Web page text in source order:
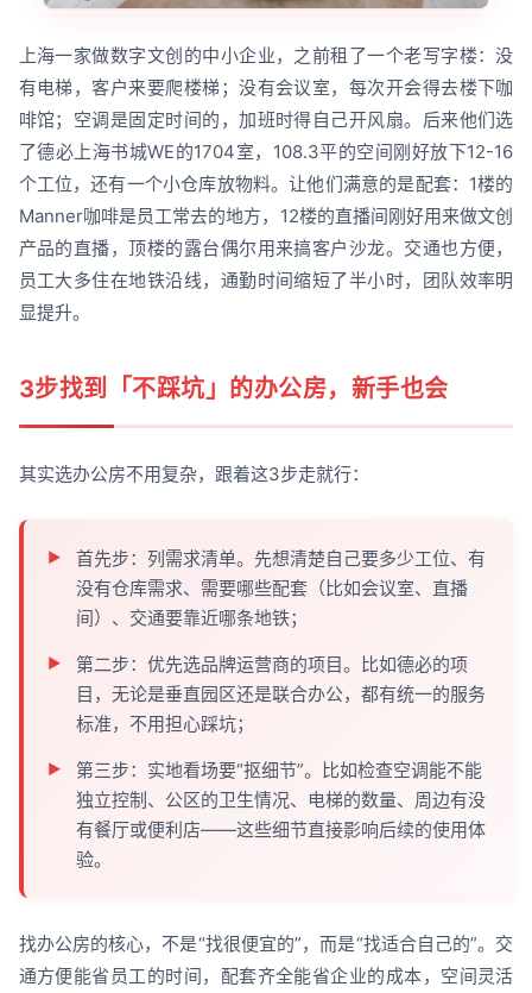
上海一家做数字文创的中小企业，之前租了一个老写字楼：没
有电梯，客户来要爬楼梯；没有会议室，每次开会得去楼下咖
啡馆；空调是固定时间的，加班时得自己开风扇。后来他们选
了德必上海书城WE的1704室，108.3平的空间刚好放下12-16
个工位，还有一个小仓库放物料。让他们满意的是配套：1楼的
Manner咖啡是员工常去的地方，12楼的直播间刚好用来做文创
产品的直播，顶楼的露台偶尔用来搞客户沙龙。交通也方便，
员工大多住在地铁沿线，通勤时间缩短了半小时，团队效率明
显提升。
3步找到「不踩坑」的办公房，新手也会
其实选办公房不用复杂，跟着这3步走就行：
首先步：列需求清单。先想清楚自己要多少工位、有
没有仓库需求、需要哪些配套（比如会议室、直播
间）、交通要靠近哪条地铁；
第二步：优先选品牌运营商的项目。比如德必的项
目，无论是垂直园区还是联合办公，都有统一的服务
标准，不用担心踩坑；
第三步：实地看场要“抠细节”。比如检查空调能不能
独立控制、公区的卫生情况、电梯的数量、周边有没
有餐厅或便利店——这些细节直接影响后续的使用体
验。
找办公房的核心，不是“找很便宜的”，而是“找适合自己的”。交
通方便能省员工的时间，配套齐全能省企业的成本，空间灵活